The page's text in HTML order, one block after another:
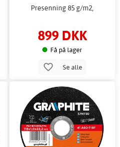
Presenning 85 g/m2,
899 DKK
Få på lager
Se alle